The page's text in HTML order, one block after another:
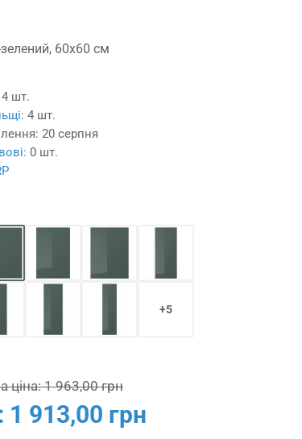
60x60 см
4 шт.
4 шт.
20 серпня
0 шт.
+5
ціна: 1 963,00 грн
1 913,00 грн